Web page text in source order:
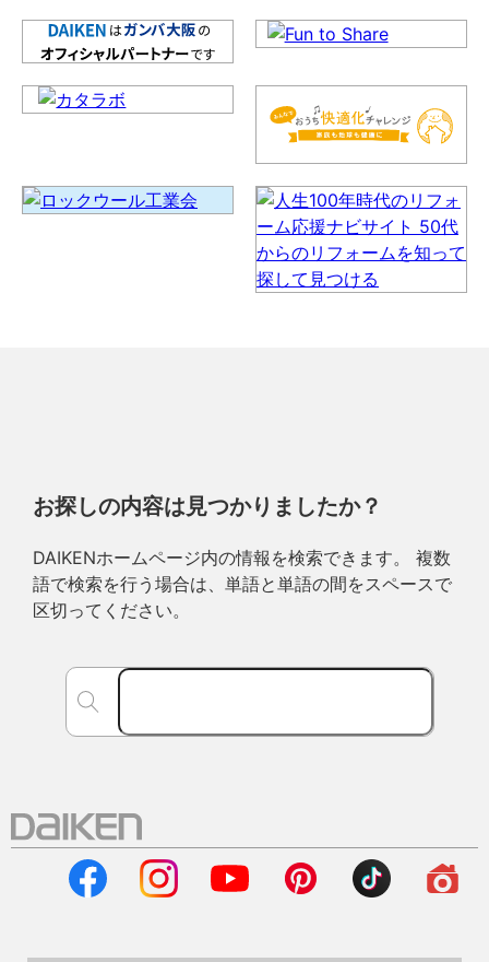
お探しの内容は見つかりましたか？
DAIKENホームページ内の情報を検索できます。 複数
語で検索を行う場合は、単語と単語の間をスペースで
区切ってください。